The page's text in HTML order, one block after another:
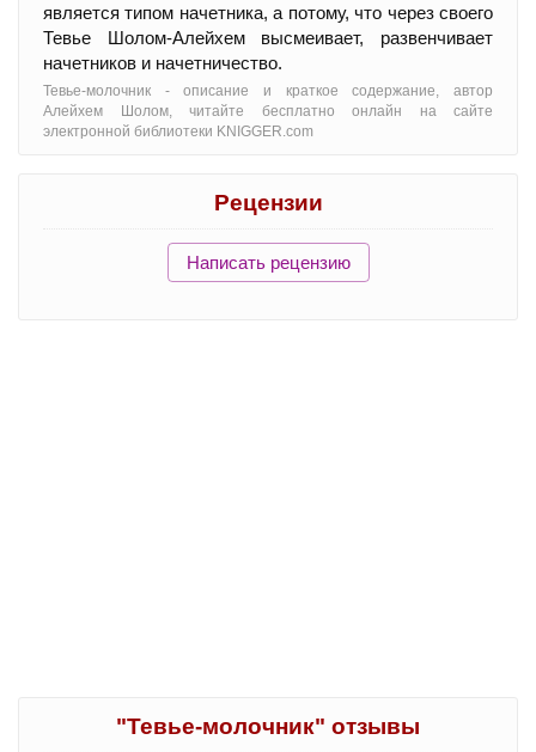
является типом начетника, а потому, что через своего
Тевье Шолом-Алейхем высмеивает, развенчивает
начетников и начетничество.
Тевье-молочник - oписание и краткое содержание, автор
Алейхем Шолом, читайте бесплатно онлайн на сайте
электронной библиотеки KNIGGER.com
Рецензии
Написать рецензию
"Тевье-молочник" отзывы